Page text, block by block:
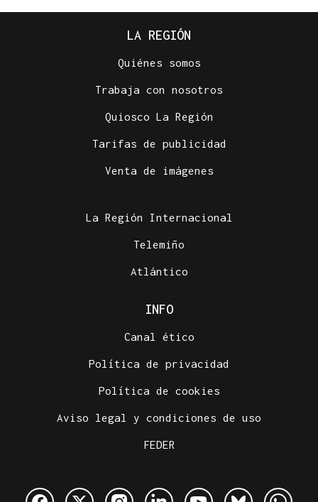
LA REGIÓN
Quiénes somos
Trabaja con nosotros
Quiosco La Región
Tarifas de publicidad
Venta de imágenes
La Región Internacional
Telemiño
Atlántico
INFO
Canal ético
Política de privacidad
Política de cookies
Aviso legal y condiciones de uso
FEDER